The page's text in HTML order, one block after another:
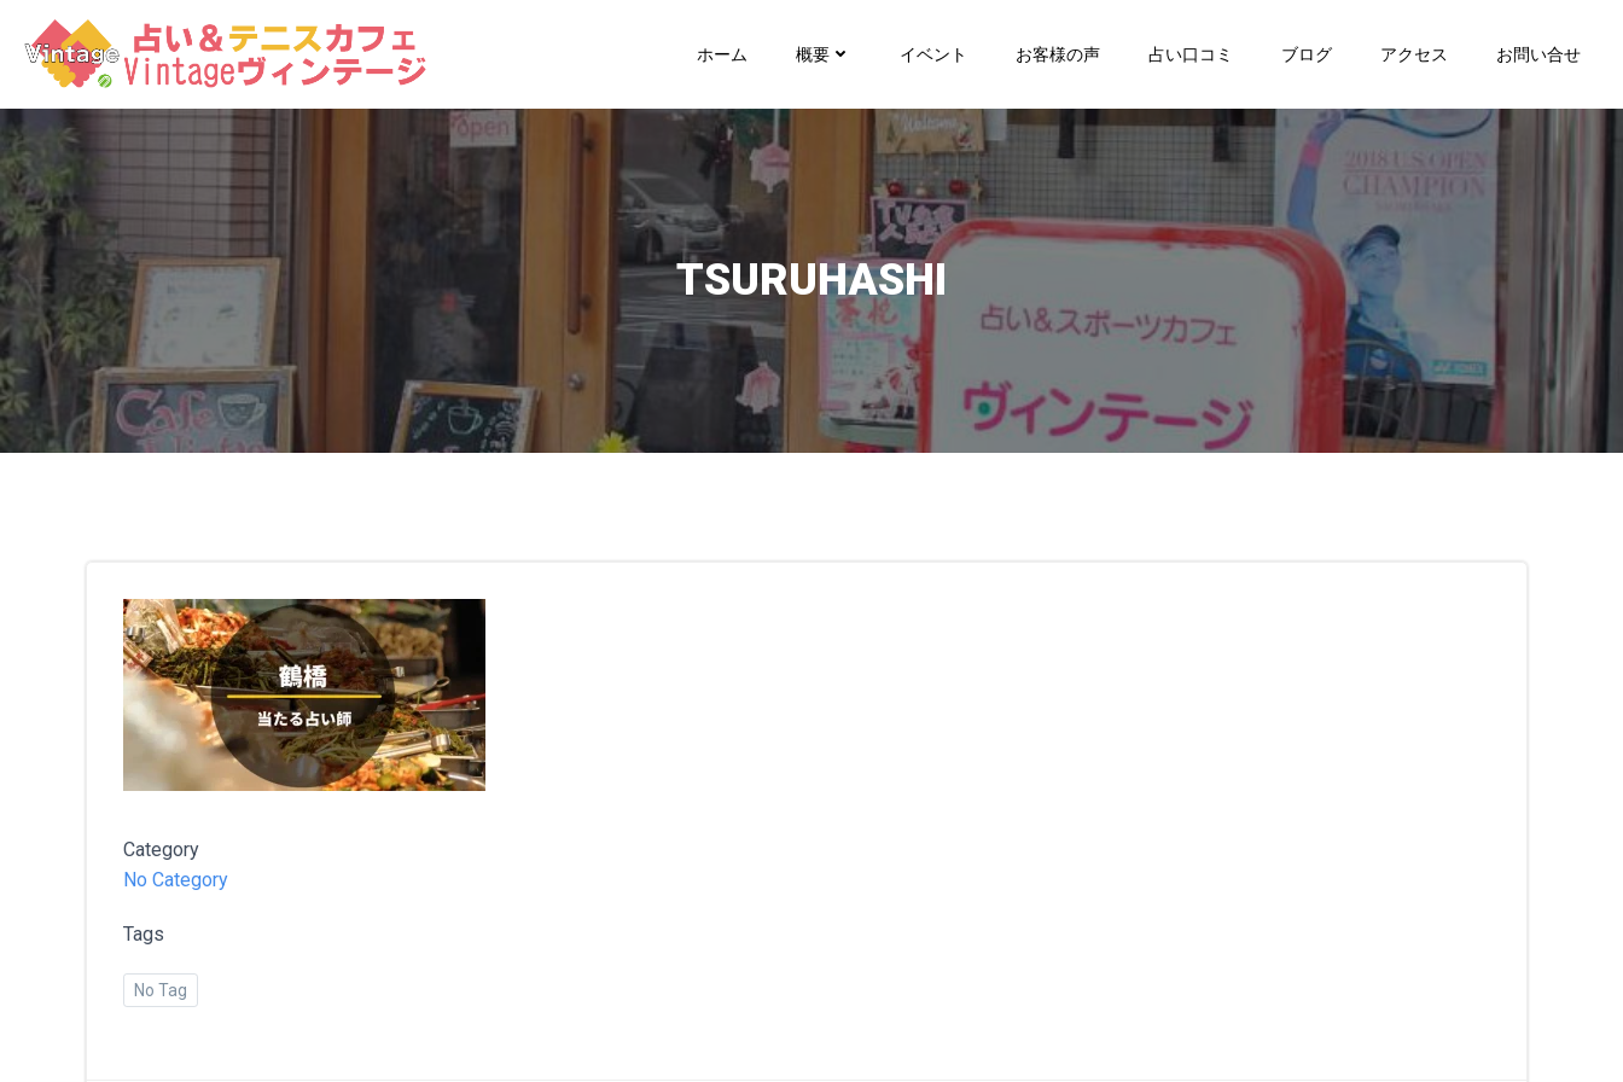
ツ
へ
ス
キ
ッ
プ
ホーム 概要 イベント お客様の声 占い口コミ ブログ アクセス お問い合せ
TSURUHASHI
Category
No Category
Tags
No Tag